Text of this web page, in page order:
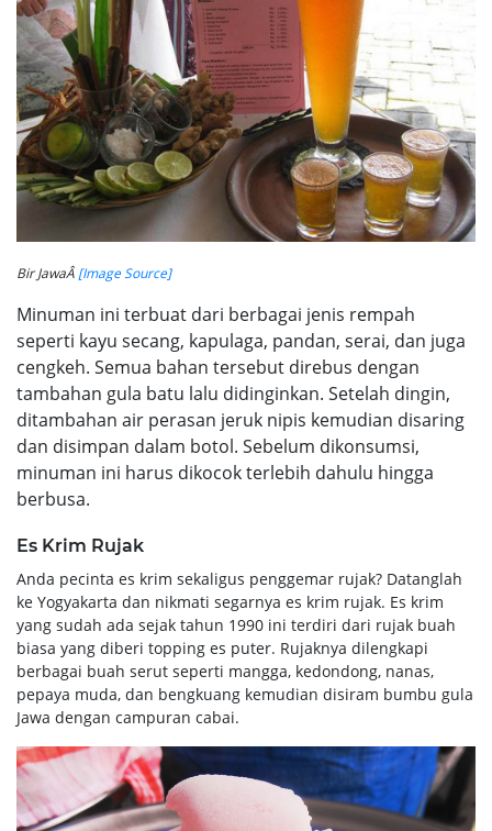
Bir JawaÂ [Image Source]
Minuman ini terbuat dari berbagai jenis rempah
seperti kayu secang, kapulaga, pandan, serai, dan juga
cengkeh. Semua bahan tersebut direbus dengan
tambahan gula batu lalu didinginkan. Setelah dingin,
ditambahan air perasan jeruk nipis kemudian disaring
dan disimpan dalam botol. Sebelum dikonsumsi,
minuman ini harus dikocok terlebih dahulu hingga
berbusa.
Es Krim Rujak
Anda pecinta es krim sekaligus penggemar rujak? Datanglah
ke Yogyakarta dan nikmati segarnya es krim rujak. Es krim
yang sudah ada sejak tahun 1990 ini terdiri dari rujak buah
biasa yang diberi topping es puter. Rujaknya dilengkapi
berbagai buah serut seperti mangga, kedondong, nanas,
pepaya muda, dan bengkuang kemudian disiram bumbu gula
Jawa dengan campuran cabai.